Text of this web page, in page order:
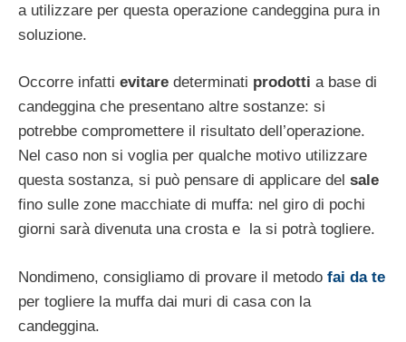
a utilizzare per questa operazione candeggina pura in
soluzione.
Occorre infatti evitare determinati prodotti a base di
candeggina che presentano altre sostanze: si
potrebbe compromettere il risultato dell’operazione.
Nel caso non si voglia per qualche motivo utilizzare
questa sostanza, si può pensare di applicare del sale
fino sulle zone macchiate di muffa: nel giro di pochi
giorni sarà divenuta una crosta e la si potrà togliere.
Nondimeno, consigliamo di provare il metodo fai da te
per togliere la muffa dai muri di casa con la
candeggina.